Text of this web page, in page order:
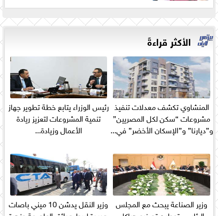
الأكثر قراءةً
المنشاوي تكشف معدلات تنفيذ
مشروعات “سكن لكل المصريين”
و”ديارنا” و”الإسكان الأخضر” في...
رئيس الوزراء يتابع خطة تطوير جهاز
تنمية المشروعات لتعزيز ريادة
الأعمال وزيادة...
وزير الصناعة يبحث مع المجلس
وزير النقل يدشن 10 ميني باصات